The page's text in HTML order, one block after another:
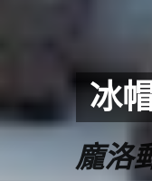
冰
龐洛